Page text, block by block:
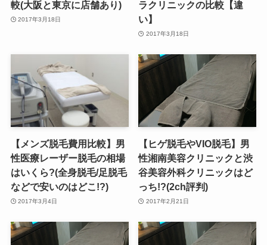
較(大阪と東京に店舗あり)
2017年3月18日
ラクリニックの比較【違
い】
2017年3月18日
【メンズ脱毛費用比較】男
性医療レーザー脱毛の相場
はいくら?(全身脱毛/足脱毛
などで安いのはどこ!?)
2017年3月4日
【ヒゲ脱毛やVIO脱毛】男
性湘南美容クリニックと渋
谷美容外科クリニックはど
っち!?(2ch評判)
2017年2月21日